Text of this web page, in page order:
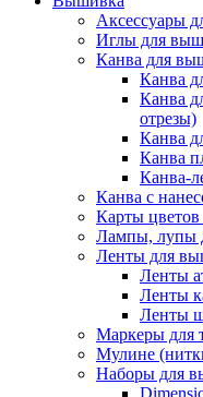
Аксессуары
Иглы для
Канва для
Канва
Канва
отрезы)
Канва
Канва
Канва-
Канва с
Карты
Лампы, лупы
Ленты для
Ленты
Ленты
Ленты
Маркеры для
Мулине
Наборы для